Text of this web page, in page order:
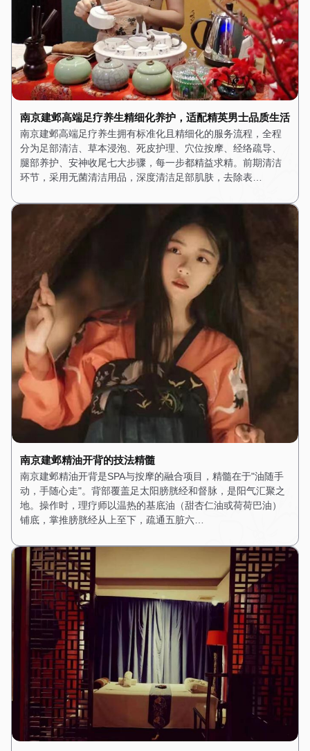
南京建邺高端足疗养生精细化养护，适配精英男士品质生活
南京建邺高端足疗养生拥有标准化且精细化的服务流程，全程
分为足部清洁、草本浸泡、死皮护理、穴位按摩、经络疏导、
腿部养护、安神收尾七大步骤，每一步都精益求精。前期清洁
环节，采用无菌清洁用品，深度清洁足部肌肤，去除表…
南京建邺精油开背的技法精髓
南京建邺精油开背是SPA与按摩的融合项目，精髓在于"油随手
动，手随心走"。背部覆盖足太阳膀胱经和督脉，是阳气汇聚之
地。操作时，理疗师以温热的基底油（甜杏仁油或荷荷巴油）
铺底，掌推膀胱经从上至下，疏通五脏六…